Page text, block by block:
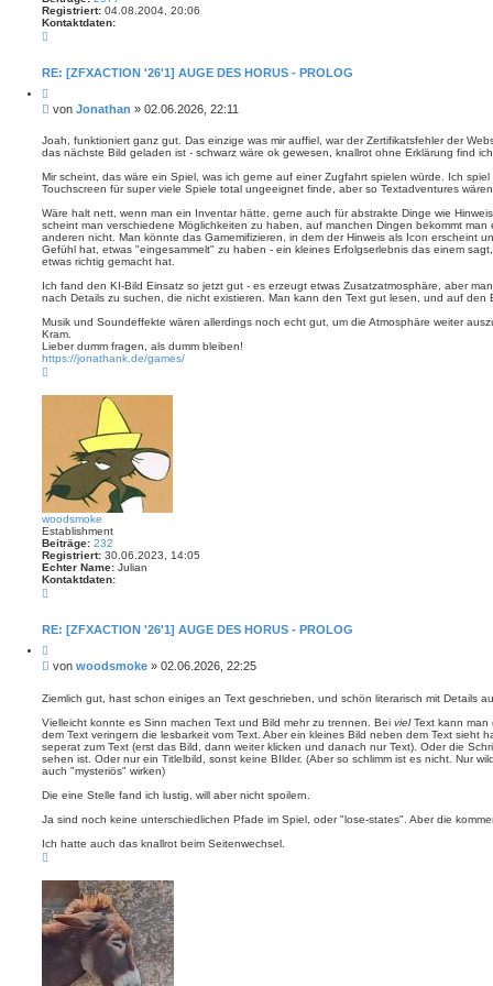
Registriert: 04.08.2004, 20:06
Kontaktdaten:
t
t
t
e
v
o
J
o
n
a
t
a
n
RE: [ZFXACTION '26'1] AUGE DES HORUS - PROLOG
i
t
e
r
n
B
i
t
a
von Jonathan » 02.06.2026, 22:11
Joah, funktioniert ganz gut. Das einzige was mir auffiel, war der Zertifikatsfehler der
das nächste Bild geladen ist - schwarz wäre ok gewesen, knallrot ohne Erklärung find
Mir scheint, das wäre ein Spiel, was ich gerne auf einer Zugfahrt spielen würde. Ich spiel
Touchscreen für super viele Spiele total ungeeignet finde, aber so Textadventures
Wäre halt nett, wenn man ein Inventar hätte, gerne auch für abstrakte Dinge wie
scheint man verschiedene Möglichkeiten zu haben, auf manchen Dingen bekommt
anderen nicht. Man könnte das Gamemifizieren, in dem der Hinweis als Icon erscheint
Gefühl hat, etwas "eingesammelt" zu haben - ein kleines Erfolgserlebnis das einem
etwas richtig gemacht hat.
Ich fand den KI-Bild Einsatz so jetzt gut - es erzeugt etwas Zusatzatmosphäre, aber
nach Details zu suchen, die nicht existieren. Man kann den Text gut lesen, und auf den
Musik und Soundeffekte wären allerdings noch echt gut, um die Atmosphäre weiter
Kram.
Lieber dumm fragen, als dumm bleiben!
https://jonathank.de/games/
c
woodsmoke
Establishment
Beiträge: 232
Registriert: 30.06.2023, 14:05
Echter Name: Julian
Kontaktdaten:
t
t
t
n
v
o
n
w
o
s
o
RE: [ZFXACTION '26'1] AUGE DES HORUS - PROLOG
i
t
e
e
n
B
i
r
a
g
von woodsmoke » 02.06.2026, 22:25
Ziemlich gut, hast schon einiges an Text geschrieben, und schön literarisch mit Details
Vielleicht konnte es Sinn machen Text und Bild mehr zu trennen. Bei vielText kann man
dem Text veringern die lesbarkeit vom Text. Aber ein kleines Bild neben dem Text sieht
seperat zum Text (erst das Bild, dann weiter klicken und danach nur Text). Oder die
sehen ist. Oder nur ein Titlelbild, sonst keine BIlder. (Aber so schlimm ist es nicht. Nur
auch "mysteriös" wirken)
Die eine Stelle fand ich lustig, will aber nicht spoilern.
Ja sind noch keine unterschiedlichen Pfade im Spiel, oder "lose-states". Aber die
Ich hatte auch das knallrot beim Seitenwechsel.
c
b
e
n